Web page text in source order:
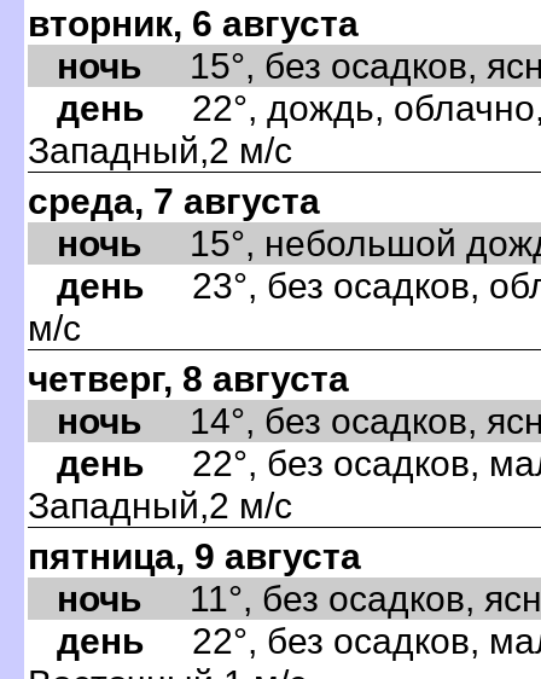
вторник, 6 августа
ночь 15°, без осадков,
день 22°, дождь,
Западный,2 м/с
среда, 7 августа
ночь 15°, небольшой
день 23°, без осадков,
м/с
четверг, 8 августа
ночь 14°, без осадков,
день 22°, без осадков,
Западный,2 м/с
пятница, 9 августа
ночь 11°, без осадков,
день 22°, без осадков,